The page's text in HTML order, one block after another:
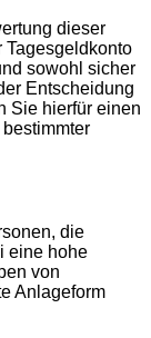
dieser
Tagesgeldkonto
sowohl sicher
Entscheidung
Sie hierfür einen
die
eine hohe
von
Anlageform